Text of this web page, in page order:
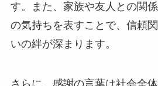
す。また、家族や友人との関
の気持ちを表すことで、信頼
いの絆が深まります。
さらに、感謝の言葉は社会全